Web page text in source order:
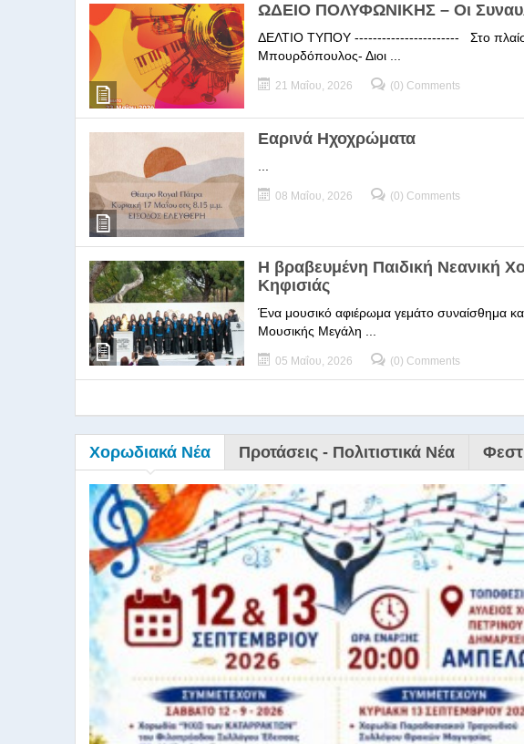
ΩΔΕΙΟ ΠΟΛΥΦΩΝΙΚΗΣ – Οι
ΔΕΛΤΙΟ ΤΥΠΟΥ ----------------------- Στο
Μπουρδόπουλος- Διοι ...
21 Μαΐου, 2026 (0) Comments
Εαρινά Ηχοχρώματα
08 Μαΐου, 2026 (0) Comments
Η βραβευμένη Παιδική Νεανική
Κηφισιάς
Ένα μουσικό αφιέρωμα γεμάτο συναίσθημα
Μουσικής Μεγάλη ...
05 Μαΐου, 2026 (0) Comments
Χορωδιακά Νέα Προτάσεις - Πολιτιστικά Νέα